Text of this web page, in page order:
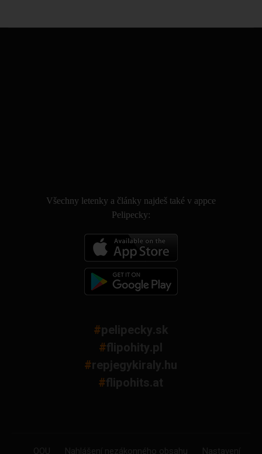
Všechny letenky a články najdeš také v appce
Pelipecky:
#pelipecky.sk
#flipohity.pl
#repjegykiraly.hu
#flipohits.at
OOU Nahlášení nezákonného obsahu Nastavení